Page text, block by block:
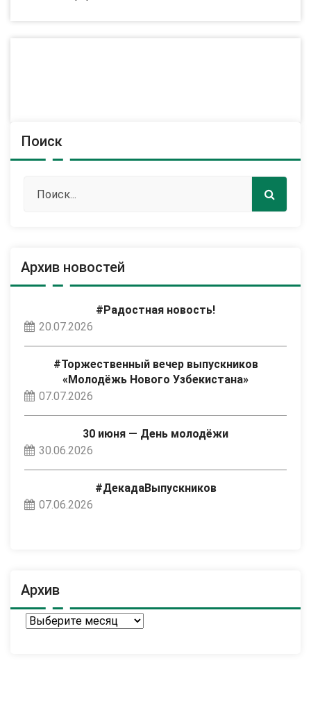
Поиск
Архив новостей
#Радостная новость!
20.07.2026
#Торжественный вечер выпускников
«Молодёжь Нового Узбекистана»
07.07.2026
30 июня — День молодёжи
30.06.2026
#ДекадаВыпускников
07.06.2026
Архив
Архив